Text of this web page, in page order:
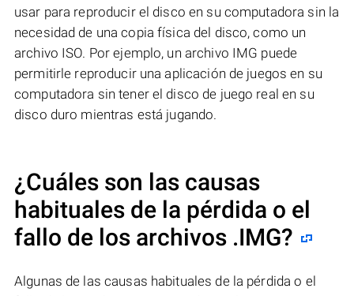
usar para reproducir el disco en su computadora sin la
necesidad de una copia física del disco, como un
archivo ISO. Por ejemplo, un archivo IMG puede
permitirle reproducir una aplicación de juegos en su
computadora sin tener el disco de juego real en su
disco duro mientras está jugando.
¿Cuáles son las causas
habituales de la pérdida o el
fallo de los archivos .IMG?
Algunas de las causas habituales de la pérdida o el